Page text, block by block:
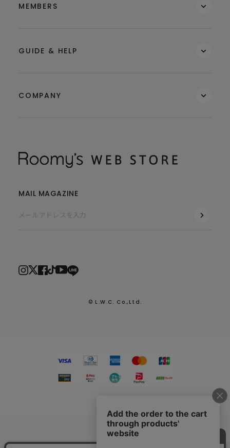
MEMBERS
GUIDE & HELP
COMPANY
MAIL MAGAZINE
© L.W.C. Co.,Ltd.